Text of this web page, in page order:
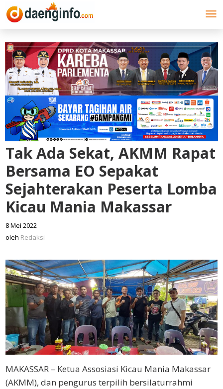
Lewati
ke
Tak Ada Sekat, AKMM Rapat
Bersama EO Sepakat
Sejahterakan Peserta Lomba
Kicau Mania Makassar
8 Mei 2022
Redaksi
oleh Redaksi
MAKASSAR – Ketua Assosiasi Kicau Mania Makassar
(AKMM), dan pengurus terpilih bersilaturrahmi